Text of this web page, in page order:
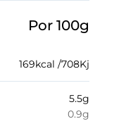
Por 100g
169kcal /708Kj
5.5g
0.9g